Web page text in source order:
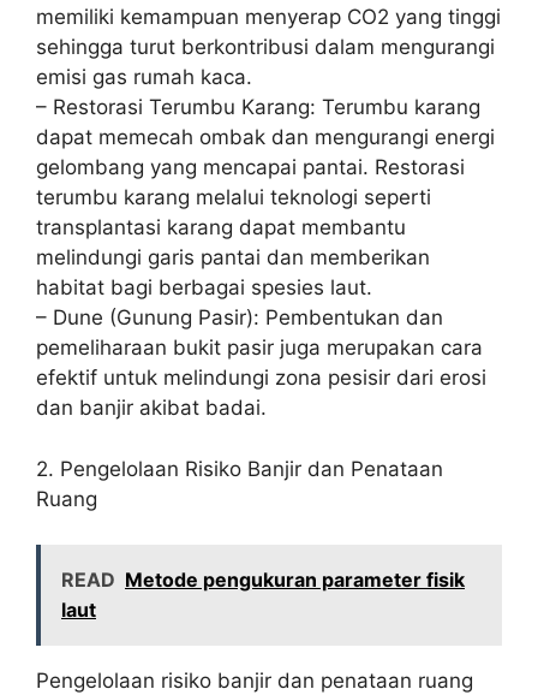
memiliki kemampuan menyerap CO2 yang tinggi
sehingga turut berkontribusi dalam mengurangi
emisi gas rumah kaca.
– Restorasi Terumbu Karang: Terumbu karang
dapat memecah ombak dan mengurangi energi
gelombang yang mencapai pantai. Restorasi
terumbu karang melalui teknologi seperti
transplantasi karang dapat membantu
melindungi garis pantai dan memberikan
habitat bagi berbagai spesies laut.
– Dune (Gunung Pasir): Pembentukan dan
pemeliharaan bukit pasir juga merupakan cara
efektif untuk melindungi zona pesisir dari erosi
dan banjir akibat badai.
2. Pengelolaan Risiko Banjir dan Penataan
Ruang
READ Metode pengukuran parameter fisik
laut
Pengelolaan risiko banjir dan penataan ruang